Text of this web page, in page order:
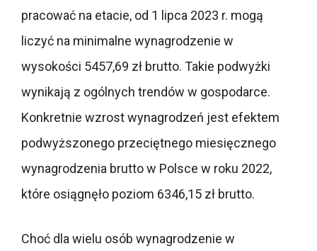
pracować na etacie, od 1 lipca 2023 r. mogą
liczyć na minimalne wynagrodzenie w
wysokości 5457,69 zł brutto. Takie podwyżki
wynikają z ogólnych trendów w gospodarce.
Konkretnie wzrost wynagrodzeń jest efektem
podwyższonego przeciętnego miesięcznego
wynagrodzenia brutto w Polsce w roku 2022,
które osiągnęło poziom 6346,15 zł brutto.
Choć dla wielu osób wynagrodzenie w